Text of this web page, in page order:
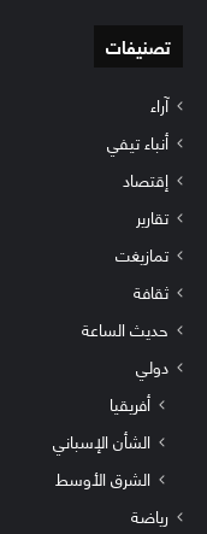
تصنيفات
آراء
أنباء تيفي
إقتصاد
تقارير
تمازيغت
ثقافة
حديث الساعة
دولي
أفريقيا
الشأن الإسباني
الشرق الأوسط
رياضة